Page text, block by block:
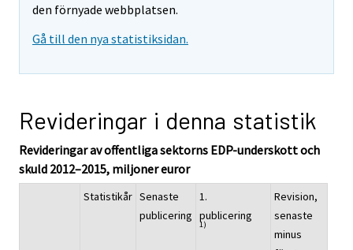
den förnyade webbplatsen.
Gå till den nya statistiksidan.
Revideringar i denna statistik
Revideringar av offentliga sektorns EDP-underskott och
skuld 2012–2015, miljoner euror
Statistikår Senaste
publicering
1.
publicering
1)
Revision,
senaste
minus